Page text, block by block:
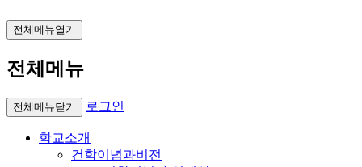
전체메뉴열기
전체메뉴
전체메뉴닫기 로그인
학교소개
건학이념과비전